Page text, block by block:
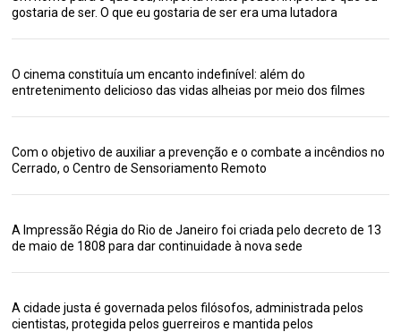
gostaria de ser. O que eu gostaria de ser era uma lutadora
O cinema constituía um encanto indefinível: além do
entretenimento delicioso das vidas alheias por meio dos filmes
Com o objetivo de auxiliar a prevenção e o combate a incêndios no
Cerrado, o Centro de Sensoriamento Remoto
A Impressão Régia do Rio de Janeiro foi criada pelo decreto de 13
de maio de 1808 para dar continuidade à nova sede
A cidade justa é governada pelos filósofos, administrada pelos
cientistas, protegida pelos guerreiros e mantida pelos